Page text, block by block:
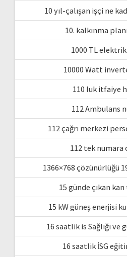
10 yıl-çalışan işçi ne
10. kalkınma
1000 TL
10000 Watt
110 luk itfaiye
112 Ambulans
112 çağrı merkezi
112 tek numara
1366×768 çözünürlüğü
15 günde çıkan
15 kW güneş enerjisi
16 saatlik is Sağlığı
16 saatlik İSG